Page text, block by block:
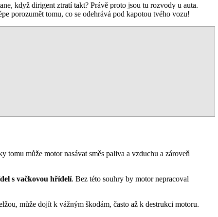
když dirigent ztratí takt? Právě proto jsou tu rozvody u auta.
porozumět tomu, co se odehrává pod kapotou tvého vozu!
může motor nasávat směs paliva a vzduchu a zároveň
s vačkovou hřídelí. Bez této souhry by motor nepracoval
může dojít k vážným škodám, často až k destrukci motoru.